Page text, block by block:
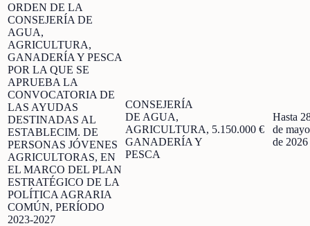
ORDEN DE LA
CONSEJERÍA DE
AGUA,
AGRICULTURA,
GANADERÍA Y PESCA
POR LA QUE SE
APRUEBA LA
CONVOCATORIA DE
LAS AYUDAS
DESTINADAS AL
ESTABLECIM. DE
PERSONAS JÓVENES
AGRICULTORAS, EN
EL MARCO DEL PLAN
ESTRATÉGICO DE LA
POLÍTICA AGRARIA
COMÚN, PERÍODO
2023-2027
CONSEJERÍA
DE AGUA,
AGRICULTURA,
GANADERÍA Y
PESCA
5.150.000 €
Hasta
de mayo
de 2026